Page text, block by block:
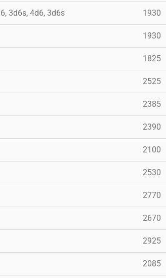
3d6s, 4d6, 3d6s 1930
1930
1825
2525
2385
2390
2100
2530
2770
2670
2925
2085